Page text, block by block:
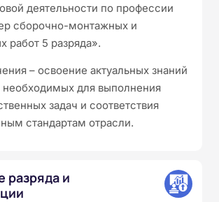
деятельности по профессии
сборочно-монтажных и
работ 5 разряда».
– освоение актуальных знаний
для выполнения
задач и соответствия
стандартам отрасли.
разряда и